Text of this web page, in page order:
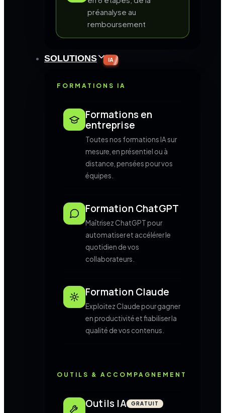
préanalyse au
remboursement
SOLUTIONS IA
FORMATIONS IA
Formations en
entreprise
Toutes nos formations IA sur
mesure, en présentiel ou à
distance, pensées pour vos
équipes.
Formation ChatGPT
Maîtrisez ChatGPT pour
automatiser et accélérer le
quotidien de vos
collaborateurs.
Formation Claude
Exploitez Claude pour gagner
en productivité et fiabiliser la
qualité de vos contenus.
OUTILS & ACCOMPAGNEMENT
Outils IA GRATUIT